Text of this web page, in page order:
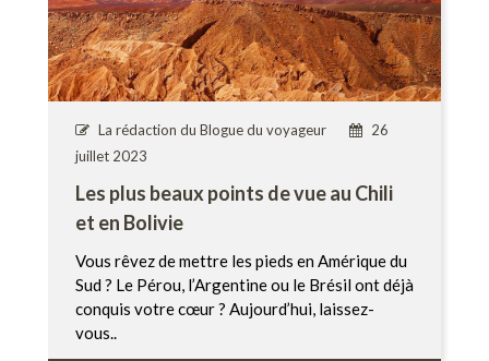
La rédaction du Blogue du voyageur
26
juillet 2023
Les plus beaux points de vue au Chili
et en Bolivie
Vous rêvez de mettre les pieds en Amérique du
Sud ? Le Pérou, l’Argentine ou le Brésil ont déjà
conquis votre cœur ? Aujourd’hui, laissez-
vous..